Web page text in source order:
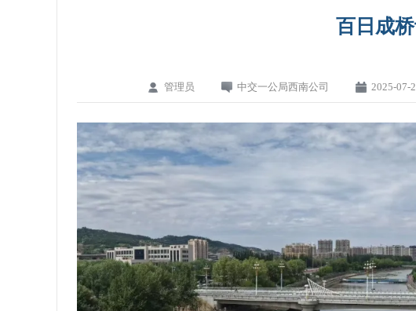
百日成
管理员 中交一公局西南公司 2025-07-